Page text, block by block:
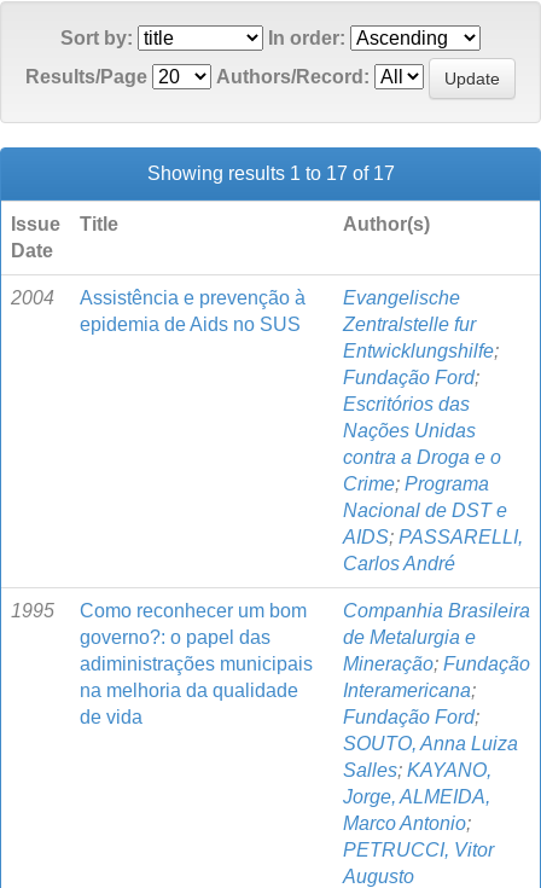
Sort by:
In order:
Results/Page
Authors/Record:
Showing results 1 to 17 of 17
Issue
Date
Title Author(s)
2004
Assistência e prevenção à
epidemia de Aids no SUS
Evangelische
Zentralstelle fur
Entwicklungshilfe;
Fundação Ford;
Escritórios das
Nações Unidas
contra a Droga e o
Crime; Programa
Nacional de DST e
AIDS; PASSARELLI,
Carlos André
1995
Como reconhecer um bom
governo?: o papel das
adiministrações municipais
na melhoria da qualidade
de vida
Companhia Brasileira
de Metalurgia e
Mineração; Fundação
Interamericana;
Fundação Ford;
SOUTO, Anna Luiza
Salles; KAYANO,
Jorge, ALMEIDA,
Marco Antonio;
PETRUCCI, Vitor
Augusto